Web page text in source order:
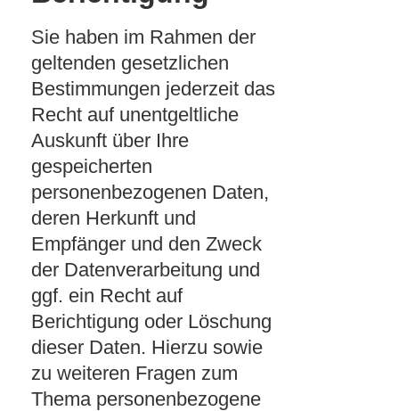
Sie haben im Rahmen der
geltenden gesetzlichen
Bestimmungen jederzeit das
Recht auf unentgeltliche
Auskunft über Ihre
gespeicherten
personenbezogenen Daten,
deren Herkunft und
Empfänger und den Zweck
der Datenverarbeitung und
ggf. ein Recht auf
Berichtigung oder Löschung
dieser Daten. Hierzu sowie
zu weiteren Fragen zum
Thema personenbezogene